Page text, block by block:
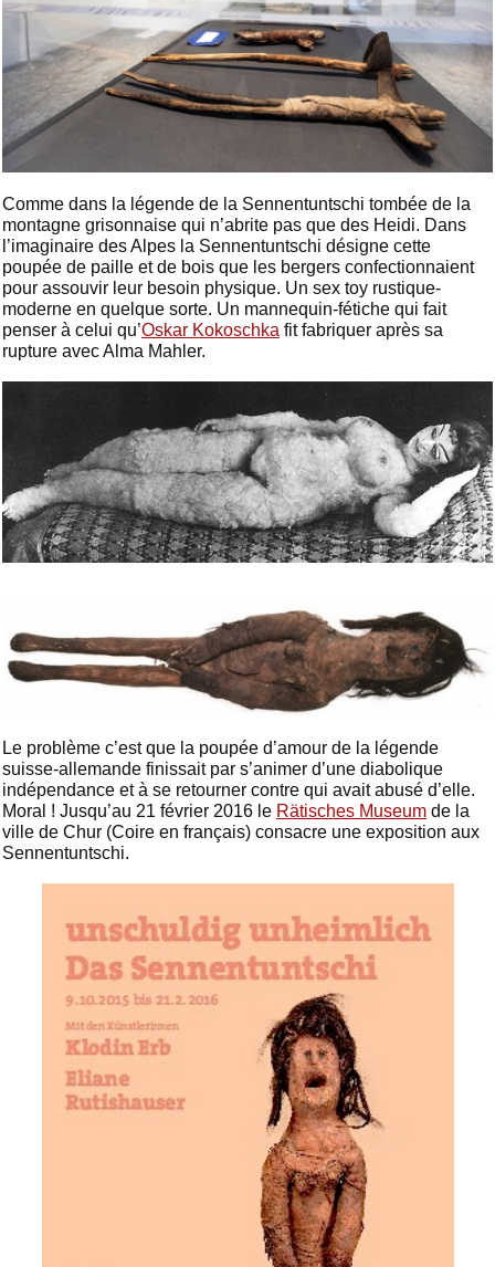
Comme dans la légende de la Sennentuntschi tombée de la
montagne grisonnaise qui n’abrite pas que des Heidi. Dans
l’imaginaire des Alpes la Sennentuntschi désigne cette
poupée de paille et de bois que les bergers confectionnaient
pour assouvir leur besoin physique. Un sex toy rustique-
moderne en quelque sorte. Un mannequin-fétiche qui fait
penser à celui qu’Oskar Kokoschka fit fabriquer après sa
rupture avec Alma Mahler.
Le problème c’est que la poupée d’amour de la légende
suisse-allemande finissait par s’animer d’une diabolique
indépendance et à se retourner contre qui avait abusé d’elle.
Moral ! Jusqu’au 21 février 2016 le Rätisches Museum de la
ville de Chur (Coire en français) consacre une exposition aux
Sennentuntschi.